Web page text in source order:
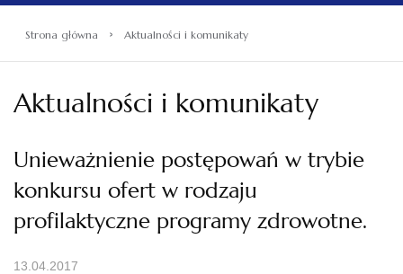
Strona główna › Aktualności i komunikaty
Aktualności i komunikaty
Unieważnienie postępowań w trybie
konkursu ofert w rodzaju
profilaktyczne programy zdrowotne.
13.04.2017